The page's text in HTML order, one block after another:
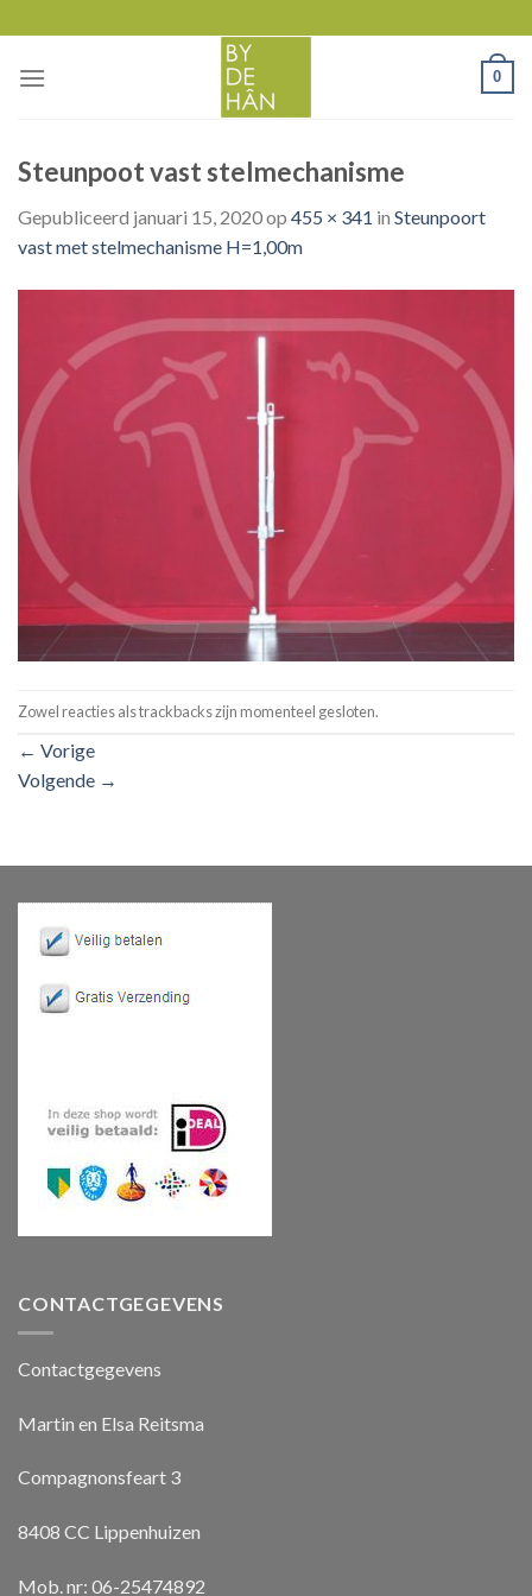
to
content
0
Steunpoot vast stelmechanisme
Gepubliceerd januari 15, 2020op 455 × 341 in Steunpoort
vast met stelmechanisme H=1,00m
Zowel reacties als trackbacks zijn momenteel gesloten.
← Vorige
Volgende →
CONTACTGEGEVENS
Contactgegevens
Martin en Elsa Reitsma
Compagnonsfeart 3
8408 CC Lippenhuizen
Mob. nr: 06-25474892